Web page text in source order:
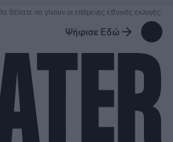
θέλατε να γίνουν οι επόμενες εθνικές εκλογές;
Ψήφισε Εδώ